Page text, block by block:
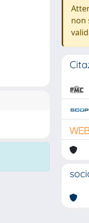
non